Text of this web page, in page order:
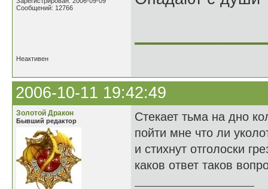
Сообщений: 12766
Неактивен
2006-10-11 19:42:49
Золотой Дракон
Бывший редактор
Стекает тьма на дно
пойти мне что ли
и стихнут отголоски
каков ответ таков